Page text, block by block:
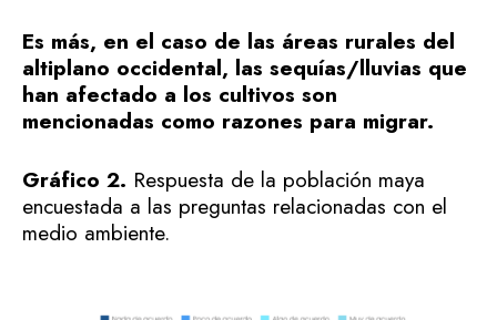
Es más, en el caso de las áreas rurales del
altiplano occidental, las sequías/lluvias que
han afectado a los cultivos son
mencionadas como razones para migrar.
Gráfico 2. Respuesta de la población maya
encuestada a las preguntas relacionadas con el
medio ambiente.